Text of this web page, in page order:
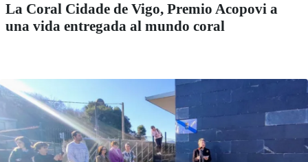
La Coral Cidade de Vigo, Premio Acopovi a
una vida entregada al mundo coral